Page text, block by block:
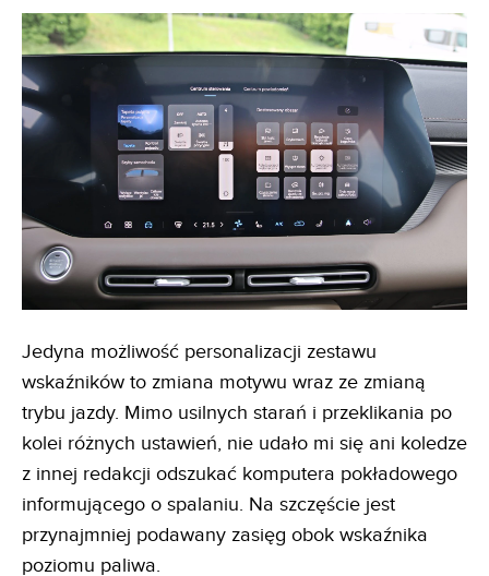
Jedyna możliwość personalizacji zestawu
wskaźników to zmiana motywu wraz ze zmianą
trybu jazdy. Mimo usilnych starań i przeklikania po
kolei różnych ustawień, nie udało mi się ani koledze
z innej redakcji odszukać komputera pokładowego
informującego o spalaniu. Na szczęście jest
przynajmniej podawany zasięg obok wskaźnika
poziomu paliwa.